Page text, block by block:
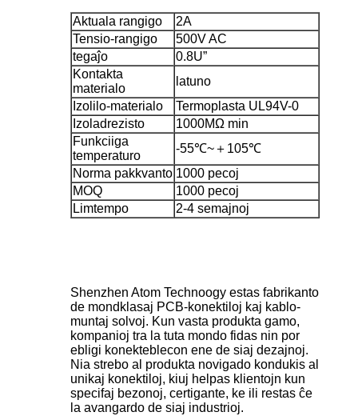
Aktuala rangigo
2A
Tensio-rangigo
500V AC
tegaĵo
0.8U”
Kontakta
materialo
latuno
Izolilo-materialo
Termoplasta UL94V-0
Izoladrezisto
1000MΩ min
Funkciiga
temperaturo
-55℃~＋105℃
Norma pakkvanto 1000 pecoj
MOQ
1000 pecoj
Limtempo
2-4 semajnoj
Shenzhen Atom Technoogy estas fabrikanto
de mondklasaj PCB-konektiloj kaj kablo-
muntaj solvoj. Kun vasta produkta gamo,
kompanioj tra la tuta mondo fidas nin por
ebligi konekteblecon ene de siaj dezajnoj.
Nia strebo al produkta novigado kondukis al
unikaj konektiloj, kiuj helpas klientojn kun
specifaj bezonoj, certigante, ke ili restas ĉe
la avangardo de siaj industrioj.